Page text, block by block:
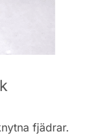
fjädrar.